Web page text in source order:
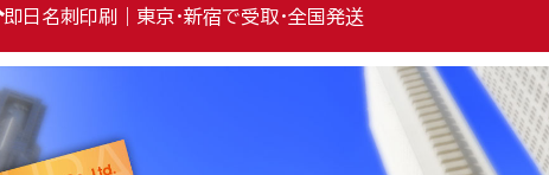
即日名刺印刷｜東京・新宿で受取・全国発送